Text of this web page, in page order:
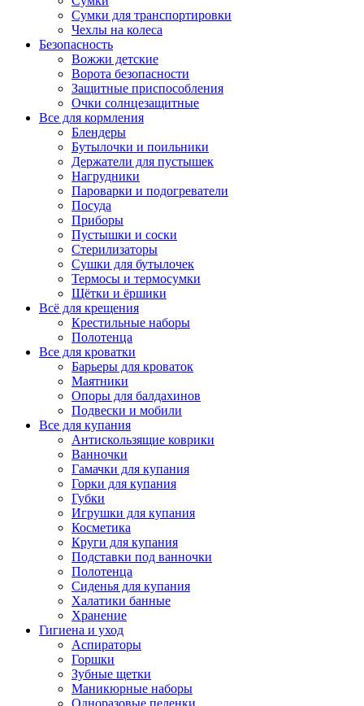
Сумки для транспортировки
Чехлы на колеса
Безопасность
Вожжи детские
Ворота безопасности
Защитные приспособления
Очки солнцезащитные
Все для кормления
Блендеры
Бутылочки и поильники
Держатели для пустышек
Нагрудники
Пароварки и подогреватели
Посуда
Приборы
Пустышки и соски
Стерилизаторы
Сушки для бутылочек
Термосы и термосумки
Щётки и ёршики
Всё для крещения
Крестильные наборы
Полотенца
Все для кроватки
Барьеры для кроваток
Маятники
Опоры для балдахинов
Подвески и мобили
Все для купания
Антискользящие коврики
Ванночки
Гамачки для купания
Горки для купания
Губки
Игрушки для купания
Косметика
Круги для купания
Подставки под ванночки
Полотенца
Сиденья для купания
Халатики банные
Хранение
Гигиена и уход
Аспираторы
Горшки
Зубные щетки
Маникюрные наборы
Одноразовые пеленки